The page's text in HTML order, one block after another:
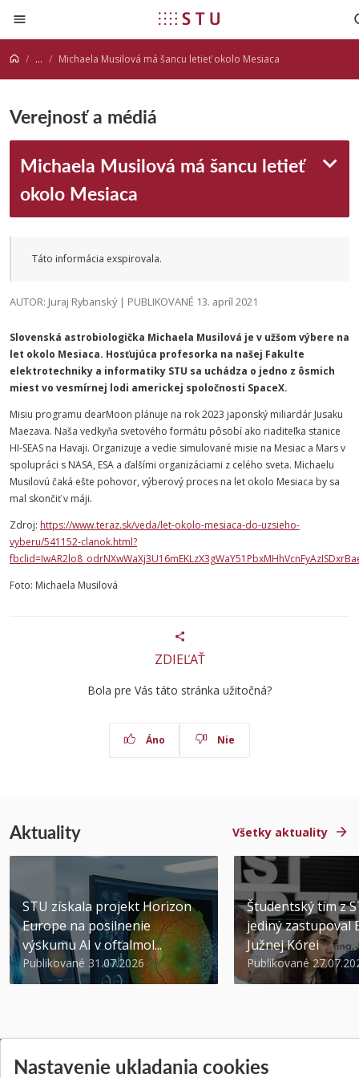
Prejsť na obsah
... Michaela Musilová má šancu letieť okolo Mesiaca
Verejnosť a médiá
Michaela Musilová má šancu letieť
okolo Mesiaca
Táto informácia exspirovala.
AUTOR: Juraj Rybanský | PUBLIKOVANÉ 13. apríl 2021
Slovenská astrobiologička Michaela Musilová je v užšom výbere na
let okolo Mesiaca. Hosťujúca profesorka na našej Fakulte
elektrotechniky a informatiky STU sa uchádza o jedno z ôsmich
miest vo vesmírnej lodi americkej spoločnosti SpaceX.
Misiu programu dearMoon plánuje na rok 2023 japonský miliardár Jusaku
Maezava. Naša vedkyňa svetového formátu pôsobí ako riaditeľka stanice
HI-SEAS na Havaji. Organizuje a vedie simulované misie na Mesiac a Mars v
spolupráci s NASA, ESA a ďalšími organizáciami z celého sveta. Michaelu
Musilovú čaká ešte pohovor, výberový proces na let okolo Mesiaca by sa
mal skončiť v máji.
Zdroj: https://www.teraz.sk/veda/let-okolo-mesiaca-do-uzsieho-
vyberu/541152-clanok.html?
Foto: Michaela Musilová
ZDIEĽAŤ
Bola pre Vás táto stránka užitočná?
Áno Nie
Aktuality Všetky aktuality
STU získala projekt Horizon
Europe na posilnenie
výskumu AI v oftalmol...
Publikované 31.07.2026
Študentský tím z
jediný zastupoval
Južnej Kórei
Publikované
Nastavenie ukladania cookies